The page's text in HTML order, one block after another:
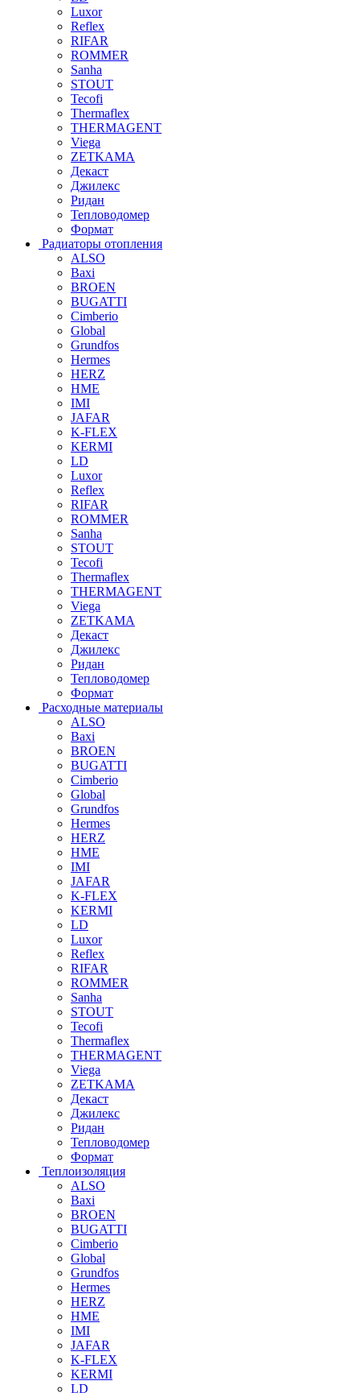
Luxor
Reflex
RIFAR
ROMMER
Sanha
STOUT
Tecofi
Thermaflex
THERMAGENT
Viega
ZETKAMA
Декаст
Джилекс
Ридан
Тепловодомер
Формат
Радиаторы отопления
ALSO
Baxi
BROEN
BUGATTI
Cimberio
Global
Grundfos
Hermes
HERZ
HME
IMI
JAFAR
K-FLEX
KERMI
LD
Luxor
Reflex
RIFAR
ROMMER
Sanha
STOUT
Tecofi
Thermaflex
THERMAGENT
Viega
ZETKAMA
Декаст
Джилекс
Ридан
Тепловодомер
Формат
Расходные материалы
ALSO
Baxi
BROEN
BUGATTI
Cimberio
Global
Grundfos
Hermes
HERZ
HME
IMI
JAFAR
K-FLEX
KERMI
LD
Luxor
Reflex
RIFAR
ROMMER
Sanha
STOUT
Tecofi
Thermaflex
THERMAGENT
Viega
ZETKAMA
Декаст
Джилекс
Ридан
Тепловодомер
Формат
Теплоизоляция
ALSO
Baxi
BROEN
BUGATTI
Cimberio
Global
Grundfos
Hermes
HERZ
HME
IMI
JAFAR
K-FLEX
KERMI
LD